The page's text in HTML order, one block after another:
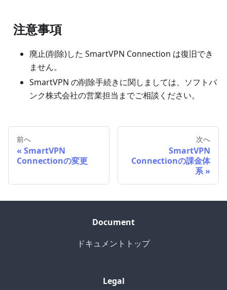
注意事項
廃止(削除)した SmartVPN Connection は復旧でき
ません。
SmartVPN の削除手続きに関しましては、ソフトバ
ンク株式会社の営業担当までご相談ください。
前へ
SmartVPN
Connectionの変更
次へ
SmartVPN
Connectionの課金体
系
Document
ドキュメントトップ
Legal